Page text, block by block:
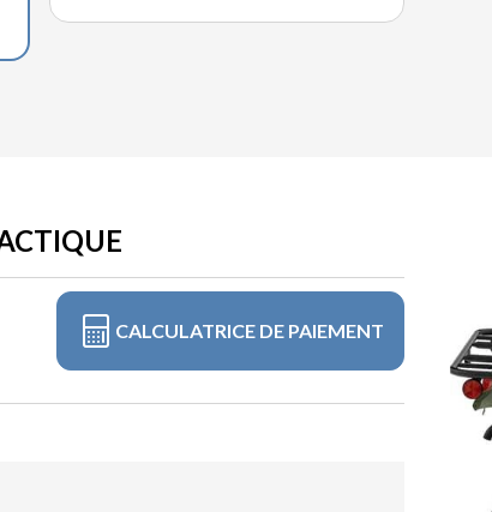
CALCULATRICE DE PAIEMENT